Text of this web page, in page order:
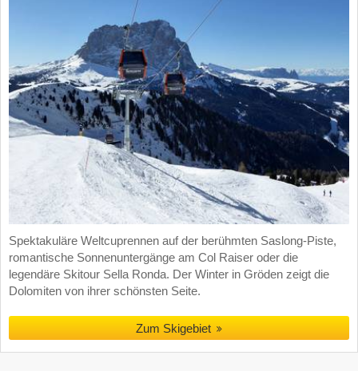
Spektakuläre Weltcuprennen auf der berühmten Saslong-Piste,
romantische Sonnenuntergänge am Col Raiser oder die
legendäre Skitour Sella Ronda. Der Winter in Gröden zeigt die
Dolomiten von ihrer schönsten Seite.
Zum Skigebiet